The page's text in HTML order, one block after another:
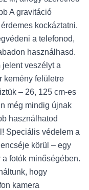
A gravitáció
kockáztatni.
a telefonod,
használhasd.
jelent veszélyt a
kemény felületre
– 26, 125 cm-es
még mindig újnak
használhatod
Speciális védelem a
körül – egy
fotók minőségében.
hogy
kamera